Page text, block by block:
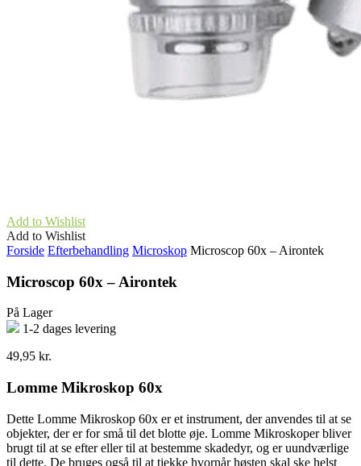
Add to Wishlist
Add to Wishlist
Forside Efterbehandling Microskop Microscop 60x – Airontek
Microscop 60x – Airontek
På Lager
1-2 dages levering
49,95 kr.
Lomme Mikroskop 60x
Dette Lomme Mikroskop 60x er et instrument, der anvendes til at se
objekter, der er for små til det blotte øje. Lomme Mikroskoper bliver
brugt til at se efter eller til at bestemme skadedyr, og er uundværlige
til dette. De bruges også til at tjekke hvornår høsten skal ske helst